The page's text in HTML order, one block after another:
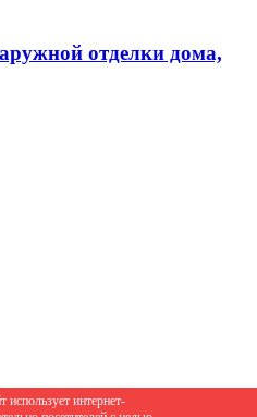
отделки дома,
использует интернет-